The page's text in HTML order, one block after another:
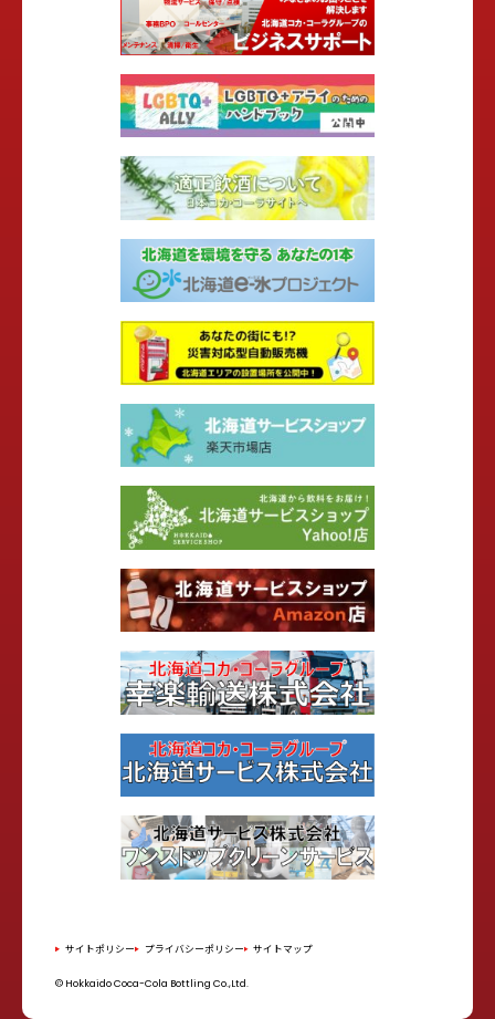
サイトポリシー プライバシーポリシー サイトマップ
© Hokkaido Coca-Cola Bottling Co.,Ltd.